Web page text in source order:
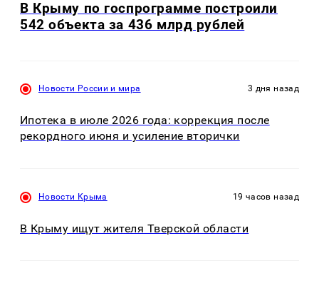
В Крыму по госпрограмме построили
542 объекта за 436 млрд рублей
Новости России и мира 3 дня назад
Ипотека в июле 2026 года: коррекция после
рекордного июня и усиление вторички
Новости Крыма 19 часов назад
В Крыму ищут жителя Тверской области